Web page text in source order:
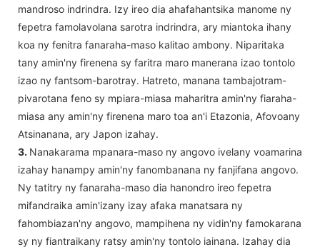
mandroso indrindra. Izy ireo dia ahafahantsika manome ny
fepetra famolavolana sarotra indrindra, ary miantoka ihany
koa ny fenitra fanaraha-maso kalitao ambony. Niparitaka
tany amin'ny firenena sy faritra maro manerana izao tontolo
izao ny fantsom-barotray. Hatreto, manana tambajotram-
pivarotana feno sy mpiara-miasa maharitra amin'ny fiaraha-
miasa any amin'ny firenena maro toa an'i Etazonia, Afovoany
Atsinanana, ary Japon izahay.
3. Nanakarama mpanara-maso ny angovo ivelany voamarina
izahay hanampy amin'ny fanombanana ny fanjifana angovo.
Ny tatitry ny fanaraha-maso dia hanondro ireo fepetra
mifandraika amin'izany izay afaka manatsara ny
fahombiazan'ny angovo, mampihena ny vidin'ny famokarana
sy ny fiantraikany ratsy amin'ny tontolo iainana. Izahay dia